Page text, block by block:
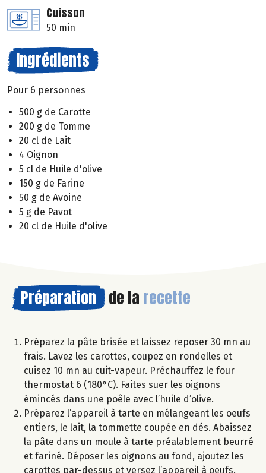
Cuisson
50 min
Ingrédients
Pour 6 personnes
500 g de Carotte
200 g de Tomme
20 cl de Lait
4 Oignon
5 cl de Huile d'olive
150 g de Farine
50 g de Avoine
5 g de Pavot
20 cl de Huile d'olive
Préparation de la recette
Préparez la pâte brisée et laissez reposer 30 mn au
frais. Lavez les carottes, coupez en rondelles et
cuisez 10 mn au cuit-vapeur. Préchauffez le four
thermostat 6 (180°C). Faites suer les oignons
émincés dans une poêle avec l’huile d’olive.
Préparez l’appareil à tarte en mélangeant les oeufs
entiers, le lait, la tommette coupée en dés. Abaissez
la pâte dans un moule à tarte préalablement beurré
et fariné. Déposer les oignons au fond, ajoutez les
carottes par-dessus et versez l’appareil à oeufs.